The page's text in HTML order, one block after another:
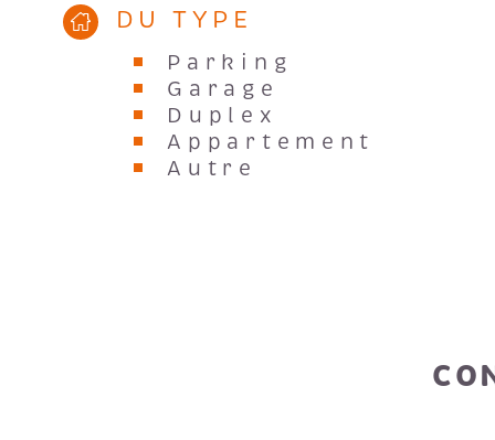
DU TYPE
Parking
Garage
Duplex
Appartement
Autre